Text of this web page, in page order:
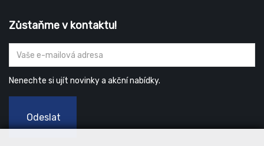
Zůstaňme v kontaktu!
Nenechte si ujít novinky a akční nabídky.
Odeslat